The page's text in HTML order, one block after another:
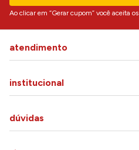
Ao clicar em “Gerar cupom” você aceita os
atendimento
institucional
dúvidas